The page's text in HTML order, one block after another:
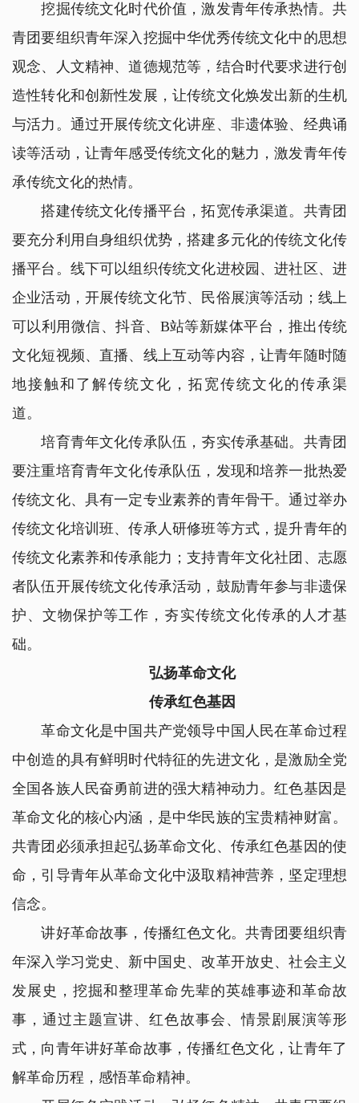
挖掘传统文化时代价值，激发青年传承热情。共
青团要组织青年深入挖掘中华优秀传统文化中的思想
观念、人文精神、道德规范等，结合时代要求进行创
造性转化和创新性发展，让传统文化焕发出新的生机
与活力。通过开展传统文化讲座、非遗体验、经典诵
读等活动，让青年感受传统文化的魅力，激发青年传
承传统文化的热情。
搭建传统文化传播平台，拓宽传承渠道。共青团
要充分利用自身组织优势，搭建多元化的传统文化传
播平台。线下可以组织传统文化进校园、进社区、进
企业活动，开展传统文化节、民俗展演等活动；线上
可以利用微信、抖音、B站等新媒体平台，推出传统
文化短视频、直播、线上互动等内容，让青年随时随
地接触和了解传统文化，拓宽传统文化的传承渠
道。
培育青年文化传承队伍，夯实传承基础。共青团
要注重培育青年文化传承队伍，发现和培养一批热爱
传统文化、具有一定专业素养的青年骨干。通过举办
传统文化培训班、传承人研修班等方式，提升青年的
传统文化素养和传承能力；支持青年文化社团、志愿
者队伍开展传统文化传承活动，鼓励青年参与非遗保
护、文物保护等工作，夯实传统文化传承的人才基
础。
弘扬革命文化
传承红色基因
革命文化是中国共产党领导中国人民在革命过程
中创造的具有鲜明时代特征的先进文化，是激励全党
全国各族人民奋勇前进的强大精神动力。红色基因是
革命文化的核心内涵，是中华民族的宝贵精神财富。
共青团必须承担起弘扬革命文化、传承红色基因的使
命，引导青年从革命文化中汲取精神营养，坚定理想
信念。
讲好革命故事，传播红色文化。共青团要组织青
年深入学习党史、新中国史、改革开放史、社会主义
发展史，挖掘和整理革命先辈的英雄事迹和革命故
事，通过主题宣讲、红色故事会、情景剧展演等形
式，向青年讲好革命故事，传播红色文化，让青年了
解革命历程，感悟革命精神。